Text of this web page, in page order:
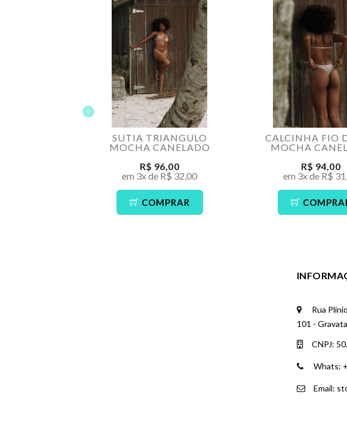
SUTIA TRIANGULO
MOCHA CANELADO
R$ 96,00
em 3x de R$ 32,00
COMPRAR
CALCINHA FIO
MOCHA
R$ 94,00
em 3x de R$
Rua
101 -
CNPJ:
Whats:
Email: